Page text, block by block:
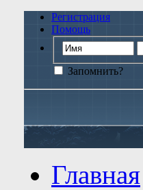
Регистрация
Помощь
Запомнить?
Главная